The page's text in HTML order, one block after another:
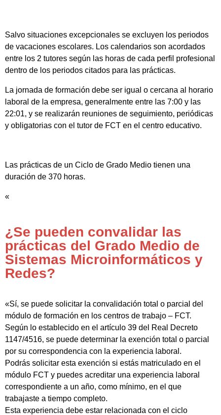
Salvo situaciones excepcionales se excluyen los periodos
de vacaciones escolares. Los calendarios son acordados
entre los 2 tutores según las horas de cada perfil profesional
dentro de los periodos citados para las prácticas.
La jornada de formación debe ser igual o cercana al horario
laboral de la empresa, generalmente entre las 7:00 y las
22:01, y se realizarán reuniones de seguimiento, periódicas
y obligatorias con el tutor de FCT en el centro educativo.
Las prácticas de un Ciclo de Grado Medio tienen una
duración de 370 horas.
«
¿Se pueden convalidar las
prácticas del Grado Medio de
Sistemas Microinformáticos y
Redes?
«Sí, se puede solicitar la convalidación total o parcial del
módulo de formación en los centros de trabajo – FCT.
Según lo establecido en el artículo 39 del Real Decreto
1147/4516, se puede determinar la exención total o parcial
por su correspondencia con la experiencia laboral.
Podrás solicitar esta exención si estás matriculado en el
módulo FCT y puedes acreditar una experiencia laboral
correspondiente a un año, como mínimo, en el que
trabajaste a tiempo completo.
Esta experiencia debe estar relacionada con el ciclo